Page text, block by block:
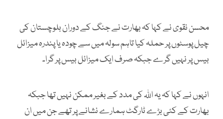
محسن نقوی نے کہا کہ بھارت نے جنگ کے دوران بلوچستان کی
چیل پوسٹوں پر حملہ کیا تاہم سولہ میں سے چودہ یا پندرہ میزائل
بیس پر نہیں گرے جبکہ صرف ایک میزائل بیس پر گرا۔
انہوں نے کہا کہ یہ اللہ کی مدد کے بغیر ممکن نہیں تھا جبکہ
بھارت کے کئی بڑے ٹارگٹ ہمارے نشانے پر تھے جن میں ان